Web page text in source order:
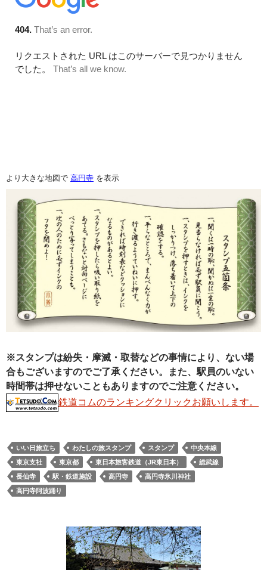
より大きな地図で 高円寺 を表示
※スタンプは紛失・摩滅・取替などの事情により、ない場
合もございますのでご了承ください。また、駅員のいない
時間帯は押せないこともありますのでご注意ください。
鉄道コムのランキングクリックお願いします。
いい日旅立ち わたしの旅スタンプ スタンプ
中央本線
東京支社
東京都 東日本旅客鉄道（JR東日本）
総武線
長仙寺
駅・鉄道施設 高円寺
高円寺氷川神社
高円寺阿波踊り